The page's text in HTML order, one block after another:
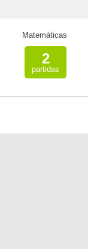
Matemáticas
2
partidas